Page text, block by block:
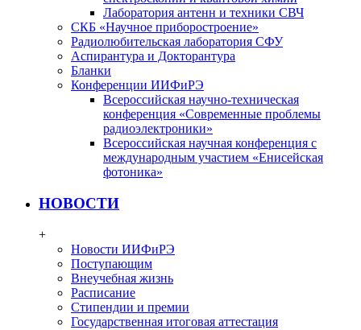
Лаборатория антенн и техники СВЧ
СКБ «Научное приборостроение»
Радиолюбительская лаборатория СФУ
Аспирантура и Докторантура
Бланки
Конференции ИИФиРЭ
Всероссийская научно-техническая
конференция «Современные проблемы
радиоэлектроники»
Всероссийская научная конференция с
международным участием «Енисейская
фотоника»
НОВОСТИ
+
Новости ИИФиРЭ
Поступающим
Внеучебная жизнь
Расписание
Стипендии и премии
Государственная итоговая аттестация